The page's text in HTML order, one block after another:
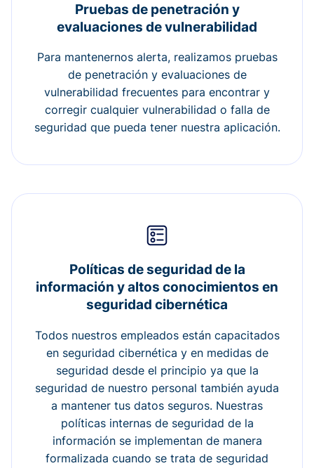
Pruebas de penetración y
evaluaciones de vulnerabilidad
Para mantenernos alerta, realizamos pruebas
de penetración y evaluaciones de
vulnerabilidad frecuentes para encontrar y
corregir cualquier vulnerabilidad o falla de
seguridad que pueda tener nuestra aplicación.
Políticas de seguridad de la
información y altos conocimientos en
seguridad cibernética
Todos nuestros empleados están capacitados
en seguridad cibernética y en medidas de
seguridad desde el principio ya que la
seguridad de nuestro personal también ayuda
a mantener tus datos seguros. Nuestras
políticas internas de seguridad de la
información se implementan de manera
formalizada cuando se trata de seguridad